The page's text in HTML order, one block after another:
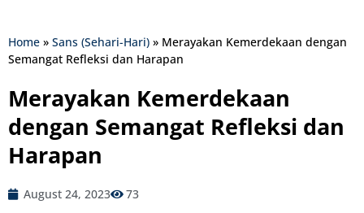
Home » Sans (Sehari-Hari) » Merayakan Kemerdekaan dengan
Semangat Refleksi dan Harapan
Merayakan Kemerdekaan
dengan Semangat Refleksi dan
Harapan
August 24, 2023 73